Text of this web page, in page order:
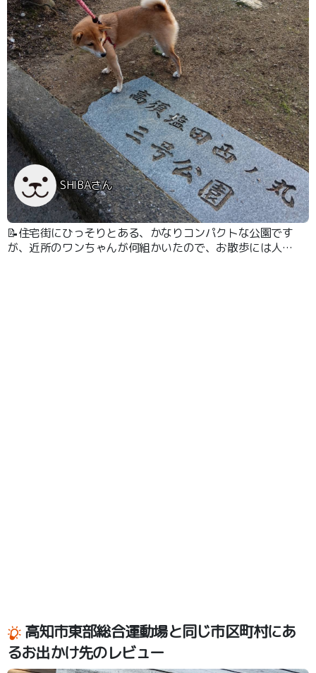
SHIBAさん
📝住宅街にひっそりとある、かなりコンパクトな公園です
が、近所のワンちゃんが何組かいたので、お散歩には人気
高知市東部総合運動場と同じ市区町村にあ
るお出かけ先のレビュー